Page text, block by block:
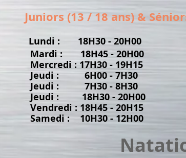
Juniors (13 / 18 ans) &
Lundi : 18H30 - 20H00
Mardi : 18H45 - 20H00
Mercredi : 17H30 - 19H15
Jeudi : 6H00 - 7H30
Jeudi : 7H30 - 8H30
Jeudi : 18H30 - 20H00
Vendredi : 18H45 - 20H15
Samedi : 10H30 - 12H00